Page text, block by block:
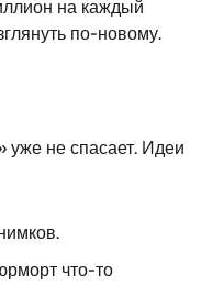
на каждый
по-новому.
уже не спасает. Идеи
что-то